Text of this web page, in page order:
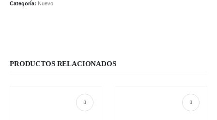
Categoría: Nuevo
PRODUCTOS RELACIONADOS